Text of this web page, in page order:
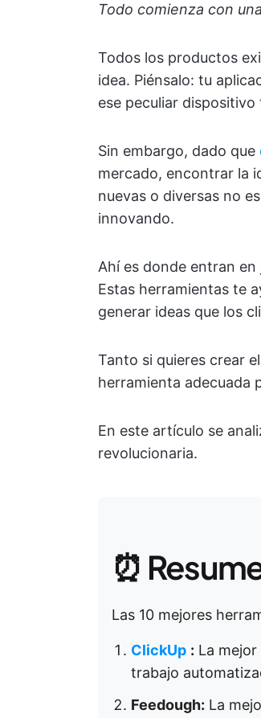
Todo comienza con
Todos los productos
idea. Piénsalo: tu
ese peculiar
Sin embargo, dado que
mercado, encontrar la
nuevas o diversas no
innovando.
Ahí es donde entran
Estas herramientas te
generar ideas que los
Tanto si quieres crear
herramienta adecuada
En este artículo se
revolucionaria.
⏰
Las 10 mejores
ClickUp : La
trabajo
Feedough: La